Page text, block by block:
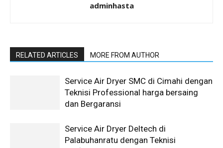
adminhasta
RELATED ARTICLES MORE FROM AUTHOR
Service Air Dryer SMC di Cimahi dengan
Teknisi Professional harga bersaing
dan Bergaransi
Service Air Dryer Deltech di
Palabuhanratu dengan Teknisi